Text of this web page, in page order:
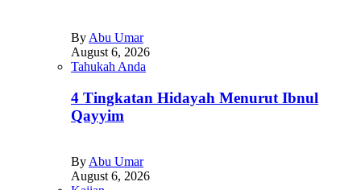
ByAbu Umar
August 6, 2026
Tahukah Anda
4 Tingkatan Hidayah Menurut Ibnul
Qayyim
By Abu Umar
August 6, 2026